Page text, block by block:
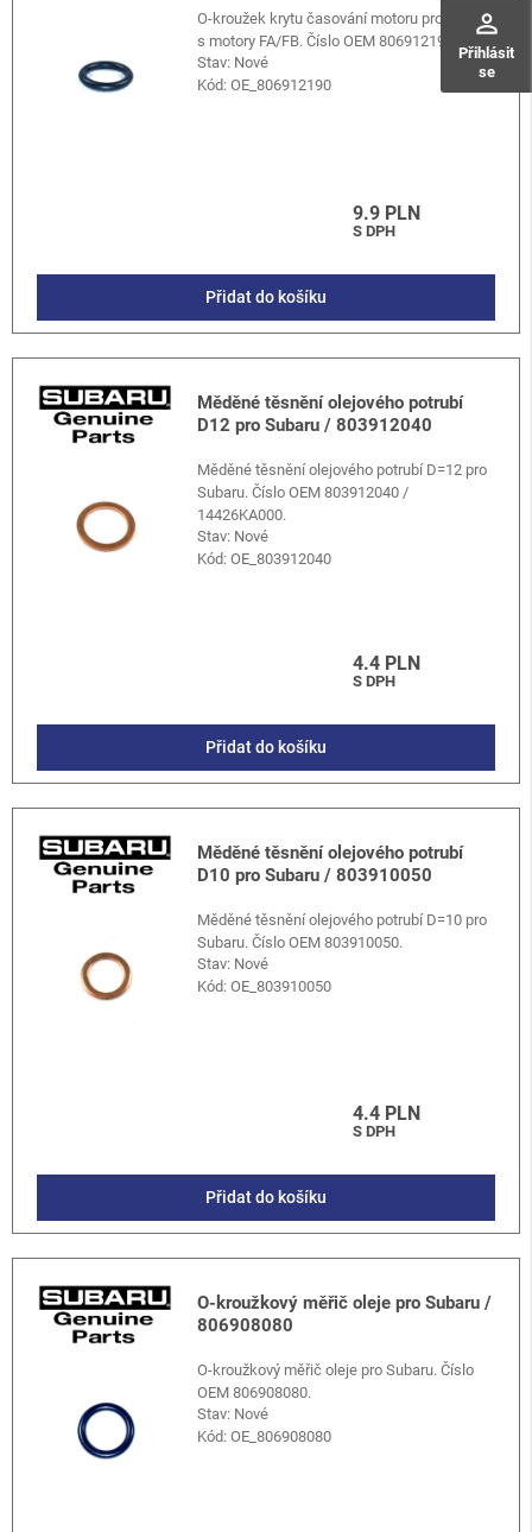
perm_identity
Přihlásit
se
O-kroužek krytu časování motoru pro Subaru
s motory FA/FB. Číslo OEM 806912190.
Stav: Nové
Kód:OE_806912190
9.9 PLN
S DPH
Přidat do košíku
Měděné těsnění olejového potrubí
D12 pro Subaru / 803912040
Měděné těsnění olejového potrubí D=12 pro
Subaru. Číslo OEM 803912040 /
14426KA000.
Stav: Nové
Kód:OE_803912040
4.4 PLN
S DPH
Přidat do košíku
Měděné těsnění olejového potrubí
D10 pro Subaru / 803910050
Měděné těsnění olejového potrubí D=10 pro
Subaru. Číslo OEM 803910050.
Stav: Nové
Kód:OE_803910050
4.4 PLN
S DPH
Přidat do košíku
O-kroužkový měřič oleje pro Subaru /
806908080
O-kroužkový měřič oleje pro Subaru. Číslo
OEM 806908080.
Stav: Nové
Kód:OE_806908080